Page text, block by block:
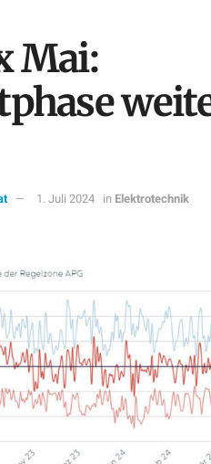
Mai:
1. Juli 2024 in Elektrotechnik